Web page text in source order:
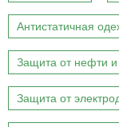
Антистатичная
Защита от нефти
Защита от